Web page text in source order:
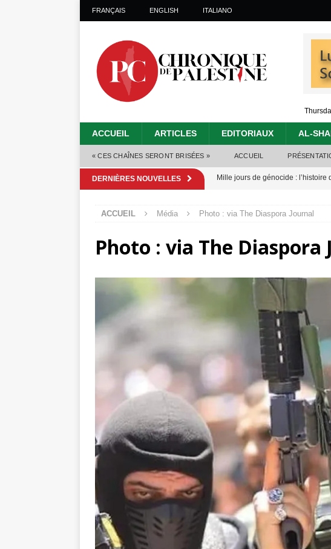
FRANÇAIS ENGLISH ITALIANO
ACCUEIL ARTICLES EDITORIAUX AL-
« CES CHAÎNES SERONT BRISÉES » ACCUEIL
DERNIÈRES NOUVELLES Mille jours de génocide :
Alors que Trump annonce un «
tueries[ 4 août 2026 ]
Les Israéliens se servent de la
[ 3 août 2026 ]
Capituler ou mourir : le «
6 août 2026 ]
ACCUEIL Média Photo : via The Diaspora Journal
Photo : via The Diaspora